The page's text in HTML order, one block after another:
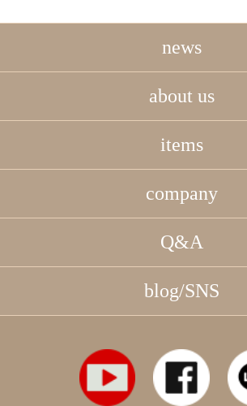
news
about us
items
company
Q&A
blog/SNS